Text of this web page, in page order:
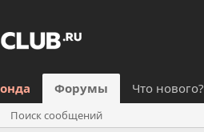
Форумы Что нового?
Поиск сообщений